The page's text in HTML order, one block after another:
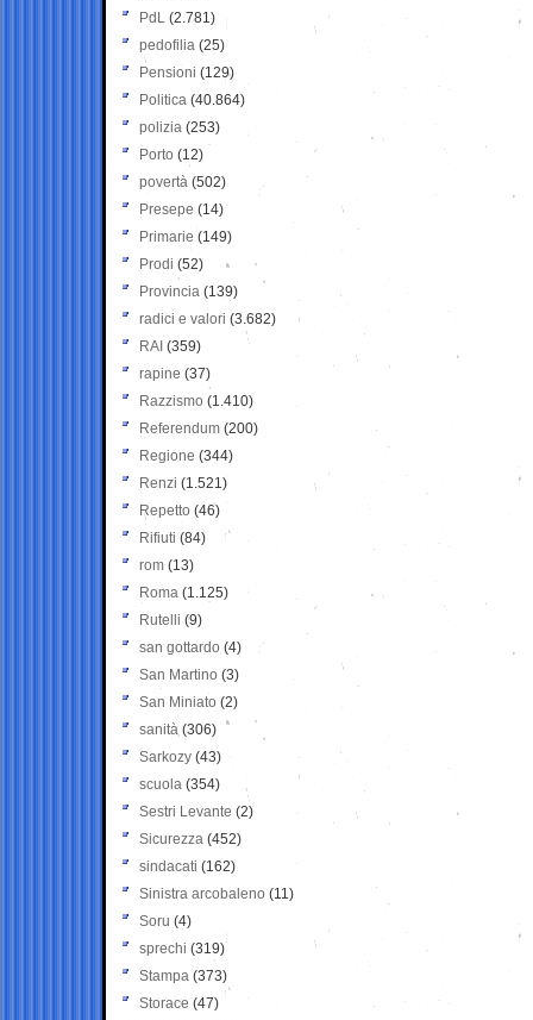
PdL (2.781)
pedofilia (25)
Pensioni (129)
Politica (40.864)
polizia (253)
Porto (12)
povertà (502)
Presepe (14)
Primarie (149)
Prodi (52)
Provincia (139)
radici e valori (3.682)
RAI (359)
rapine (37)
Razzismo (1.410)
Referendum (200)
Regione (344)
Renzi (1.521)
Repetto (46)
Rifiuti (84)
rom (13)
Roma (1.125)
Rutelli (9)
san gottardo (4)
San Martino (3)
San Miniato (2)
sanità (306)
Sarkozy (43)
scuola (354)
Sestri Levante (2)
Sicurezza (452)
sindacati (162)
Sinistra arcobaleno (11)
Soru (4)
sprechi (319)
Stampa (373)
Storace (47)